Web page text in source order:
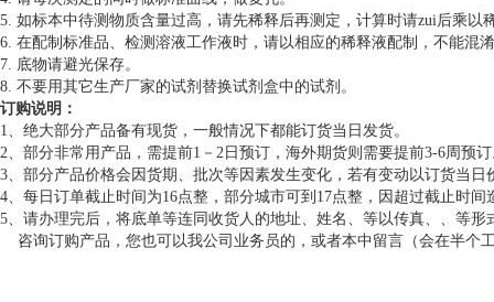
5. 如标本中待测物质含量过高，请先稀释后再测定，计算时请zui后乘以
6. 在配制标准品、检测溶液工作液时，请以相应的稀释液配制，不能混
7. 底物请避光保存。
8. 不要用其它生产厂家的试剂替换试剂盒中的试剂。
订购说明：
1、绝大部分产品备有现货，一般情况下都能订货当日发货。
2、部分非常用产品，需提前1－2日预订，海外期货则需要提前3-6周预
3、部分产品价格会因货期、批次等因素发生变化，若有变动以订货当日
4、每日订单截止时间为16点整，部分城市可到17点整，因超过截止时
5、请办理完后，将底单等连同收货人的地址、姓名、等以传真、、等形
咨询订购产品，您也可以我公司业务员的，或者本中留言（会在半个